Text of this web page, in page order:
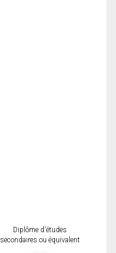
Diplôme d'études
secondaires ou équivalent